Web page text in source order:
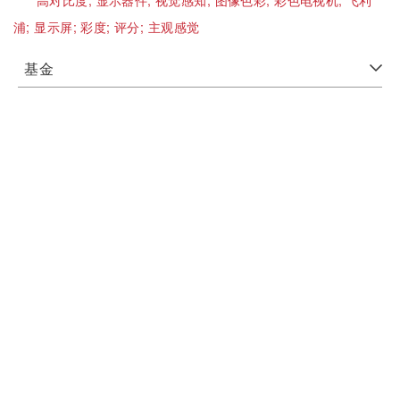
浦; 显示屏;彩度;评分; 主观感觉
基金